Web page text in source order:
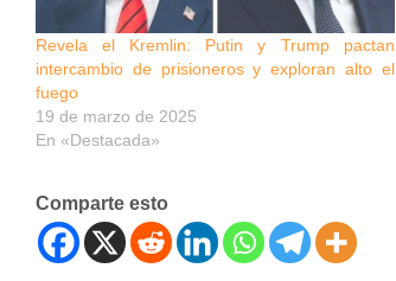
Revela el Kremlin: Putin y Trump pactan
intercambio de prisioneros y exploran alto el
fuego
19 de marzo de 2025
En «Destacada»
Comparte esto